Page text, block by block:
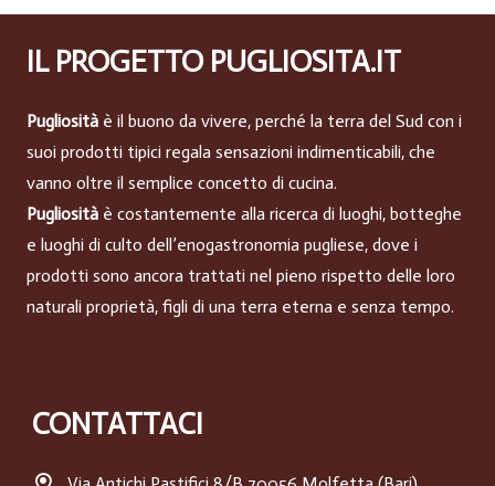
IL PROGETTO PUGLIOSITA.IT
Pugliosità è il buono da vivere, perché la terra del Sud con i
suoi prodotti tipici regala sensazioni indimenticabili, che
vanno oltre il semplice concetto di cucina.
Pugliosità è costantemente alla ricerca di luoghi, botteghe
e luoghi di culto dell’enogastronomia pugliese, dove i
prodotti sono ancora trattati nel pieno rispetto delle loro
naturali proprietà, figli di una terra eterna e senza tempo.
CONTATTACI